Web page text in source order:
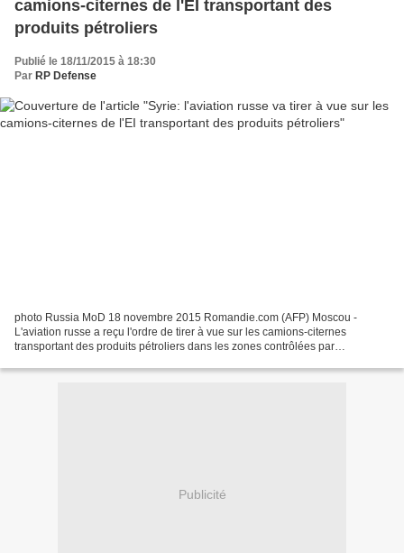
camions-citernes de l'EI transportant des
produits pétroliers
Publié le 18/11/2015 à 18:30
Par RP Defense
photo Russia MoD 18 novembre 2015 Romandie.com (AFP) Moscou -
L'aviation russe a reçu l'ordre de tirer à vue sur les camions-citernes
transportant des produits pétroliers dans les zones contrôlées par
Publicité